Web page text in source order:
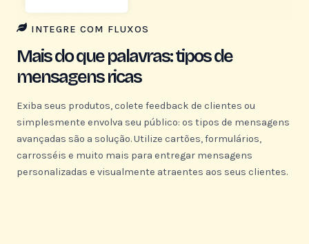
INTEGRE COM FLUXOS
Mais do que palavras: tipos de
mensagens ricas
Exiba seus produtos, colete feedback de clientes ou
simplesmente envolva seu público: os tipos de mensagens
avançadas são a solução. Utilize cartões, formulários,
carrosséis e muito mais para entregar mensagens
personalizadas e visualmente atraentes aos seus clientes.